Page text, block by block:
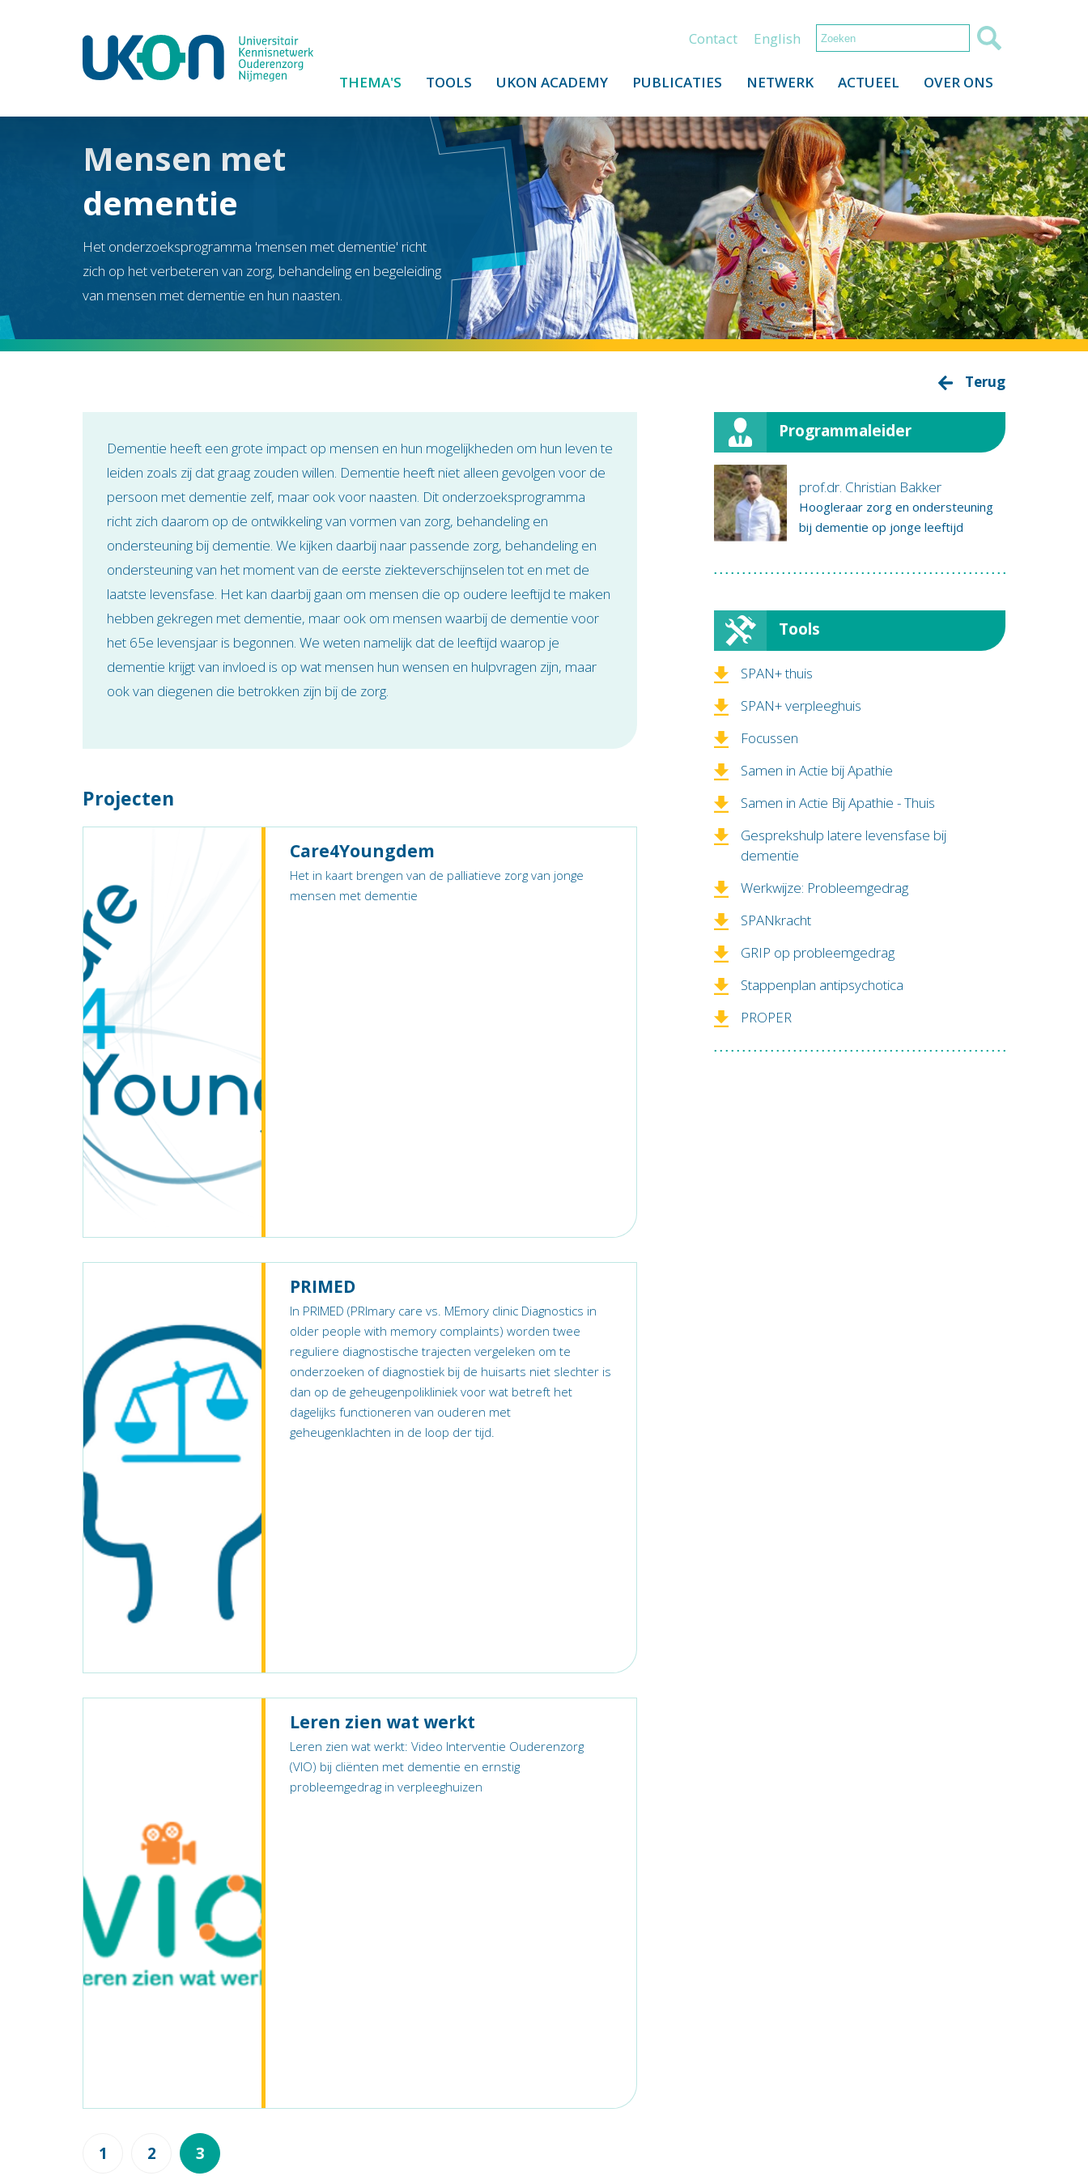
Contact English
THEMA'S TOOLS UKON ACADEMY PUBLICATIES NETWERK ACTUEEL OVER ONS
Mensen met
dementie
Het onderzoeksprogramma 'mensen met dementie' richt
zich op het verbeteren van zorg, behandeling en begeleiding
van mensen met dementie en hun naasten.
Terug
Dementie heeft een grote impact op mensen en hun mogelijkheden om hun leven te
leiden zoals zij dat graag zouden willen. Dementie heeft niet alleen gevolgen voor de
persoon met dementie zelf, maar ook voor naasten. Dit onderzoeksprogramma
richt zich daarom op de ontwikkeling van vormen van zorg, behandeling en
ondersteuning bij dementie. We kijken daarbij naar passende zorg, behandeling en
ondersteuning van het moment van de eerste ziekteverschijnselen tot en met de
laatste levensfase. Het kan daarbij gaan om mensen die op oudere leeftijd te maken
hebben gekregen met dementie, maar ook om mensen waarbij de dementie voor
het 65e levensjaar is begonnen. We weten namelijk dat de leeftijd waarop je
dementie krijgt van invloed is op wat mensen hun wensen en hulpvragen zijn, maar
ook van diegenen die betrokken zijn bij de zorg.
Projecten
Care4Youngdem
Het in kaart brengen van de palliatieve zorg van jonge
mensen met dementie
PRIMED
In PRIMED (PRImary care vs. MEmory clinic Diagnostics in
older people with memory complaints) worden twee
reguliere diagnostische trajecten vergeleken om te
onderzoeken of diagnostiek bij de huisarts niet slechter is
dan op de geheugenpolikliniek voor wat betreft het
dagelijks functioneren van ouderen met
geheugenklachten in de loop der tijd.
Leren zien wat werkt
Leren zien wat werkt: Video Interventie Ouderenzorg
(VIO) bij cliënten met dementie en ernstig
probleemgedrag in verpleeghuizen
1 2 3
Programmaleider
prof.dr. Christian Bakker
Hoogleraar zorg en ondersteuning
bij dementie op jonge leeftijd
Tools
SPAN+ thuis
SPAN+ verpleeghuis
Focussen
Samen in Actie bij Apathie
Samen in Actie Bij Apathie - Thuis
Gesprekshulp latere levensfase bij
dementie
Werkwijze: Probleemgedrag
SPANkracht
GRIP op probleemgedrag
Stappenplan antipsychotica
PROPER